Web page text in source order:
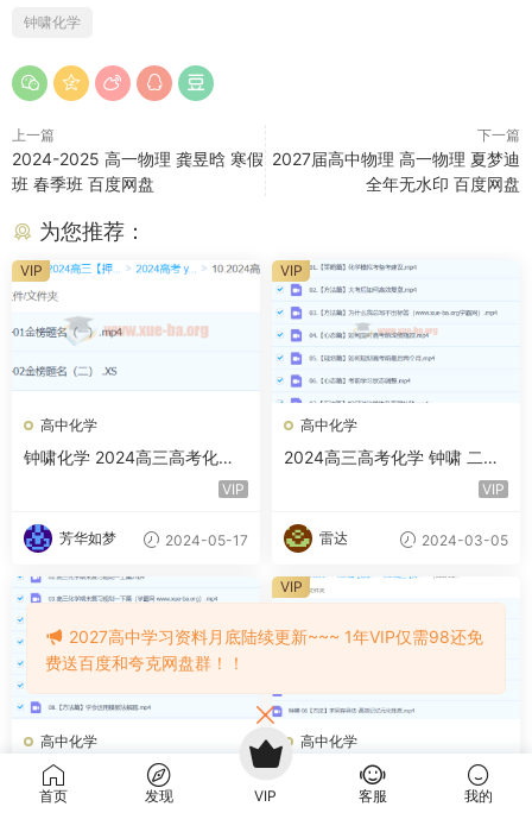
钟啸化学
上一篇
2024-2025 高一物理 龚昱晗 寒假
班 春季班 百度网盘
下一篇
2027届高中物理 高一物理 夏梦迪
全年无水印 百度网盘
为您推荐：
高中化学
钟啸化学 2024高三高考化学
VIP
芳华如梦 2024-05-17
VIP
高中化学
2024高三高考化学 钟啸 二轮
VIP
雷达 2024-03-05
VIP
高中化学
2024高三高考化学 钟啸 二轮
寒假班
高中化学
2024高三高考化学 钟啸 一轮
VIP
VIP
首页 发现 VIP 客服 我的
2027高中学习资料月底陆续更新~~~ 1年VIP仅需98还免
费送百度和夸克网盘群！！